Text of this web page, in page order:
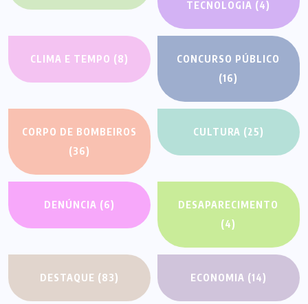
TECNOLOGIA (4)
CLIMA E TEMPO (8)
CONCURSO PÚBLICO
(16)
CORPO DE BOMBEIROS
(36)
CULTURA (25)
DENÚNCIA (6)
DESAPARECIMENTO
(4)
DESTAQUE (83) ECONOMIA (14)